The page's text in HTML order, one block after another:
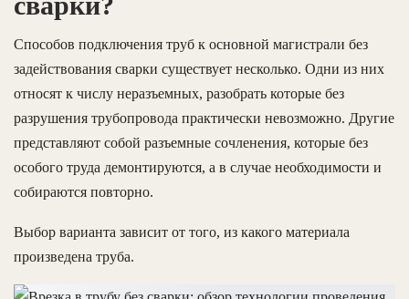
Способов подключения труб к основной магистрали без
задействования сварки существует несколько. Одни из них
относят к числу неразъемных, разобрать которые без
разрушения трубопровода практически невозможно. Другие
представляют собой разъемные сочленения, которые без
особого труда демонтируются, а в случае необходимости и
собираются повторно.
Выбор варианта зависит от того, из какого материала
произведена труба.